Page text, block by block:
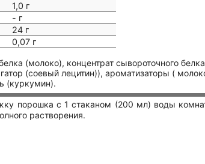
1,0 г
- г
24 г
0,07 г
(молоко), концентрат сывороточного белка
(соевый лецитин)), ароматизаторы (
(куркумин).
порошка с 1 стаканом (200 мл) воды
растворения.